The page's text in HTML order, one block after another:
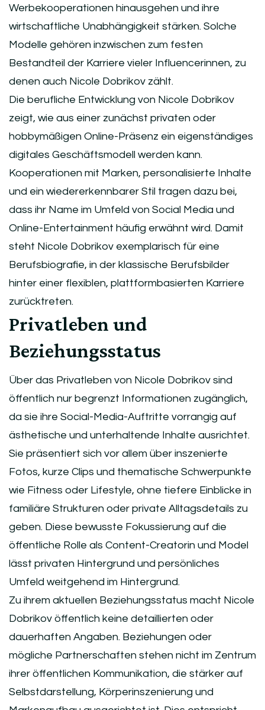
Werbekooperationen hinausgehen und ihre
wirtschaftliche Unabhängigkeit stärken. Solche
Modelle gehören inzwischen zum festen
Bestandteil der Karriere vieler Influencerinnen, zu
denen auch Nicole Dobrikov zählt.
Die berufliche Entwicklung von Nicole Dobrikov
zeigt, wie aus einer zunächst privaten oder
hobbymäßigen Online-Präsenz ein eigenständiges
digitales Geschäftsmodell werden kann.
Kooperationen mit Marken, personalisierte Inhalte
und ein wiedererkennbarer Stil tragen dazu bei,
dass ihr Name im Umfeld von Social Media und
Online-Entertainment häufig erwähnt wird. Damit
steht Nicole Dobrikov exemplarisch für eine
Berufsbiografie, in der klassische Berufsbilder
hinter einer flexiblen, plattformbasierten Karriere
zurücktreten.
Privatleben und
Beziehungsstatus
Über das Privatleben von Nicole Dobrikov sind
öffentlich nur begrenzt Informationen zugänglich,
da sie ihre Social-Media-Auftritte vorrangig auf
ästhetische und unterhaltende Inhalte ausrichtet.
Sie präsentiert sich vor allem über inszenierte
Fotos, kurze Clips und thematische Schwerpunkte
wie Fitness oder Lifestyle, ohne tiefere Einblicke in
familiäre Strukturen oder private Alltagsdetails zu
geben. Diese bewusste Fokussierung auf die
öffentliche Rolle als Content-Creatorin und Model
lässt privaten Hintergrund und persönliches
Umfeld weitgehend im Hintergrund.
Zu ihrem aktuellen Beziehungsstatus macht Nicole
Dobrikov öffentlich keine detaillierten oder
dauerhaften Angaben. Beziehungen oder
mögliche Partnerschaften stehen nicht im Zentrum
ihrer öffentlichen Kommunikation, die stärker auf
Selbstdarstellung, Körperinszenierung und